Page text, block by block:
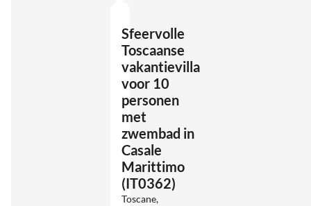
Sfeervolle
Toscaanse
vakantievilla
voor 10
personen
met
zwembad in
Casale
Marittimo
(IT0362)
Toscane,